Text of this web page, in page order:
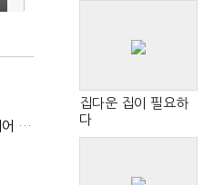
휴럼, 피부미용 의료기기업체 '와이유' 인수..."바이오 헬스케어 사업 확장"
집다운 집이 필요하
다